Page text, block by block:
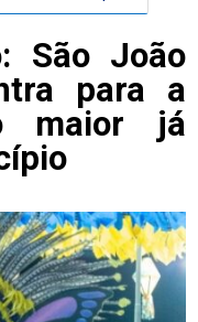
São João
para a
maior já